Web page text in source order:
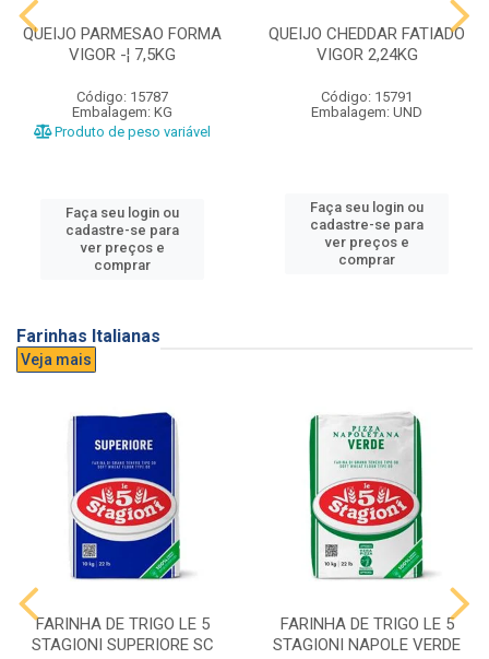
QUEIJO PARMESAO FORMA
VIGOR -¦ 7,5KG
Código: 15787
Embalagem: KG
Produto de peso variável
Faça seu login ou
cadastre-se para
ver preços e
comprar
QUEIJO CHEDDAR FATIADO
VIGOR 2,24KG
Código: 15791
Embalagem: UND
Faça seu login ou
cadastre-se para
ver preços e
comprar
Farinhas Italianas
Veja mais
FARINHA DE TRIGO LE 5
STAGIONI SUPERIORE SC
FARINHA DE TRIGO LE 5
STAGIONI NAPOLE VERDE